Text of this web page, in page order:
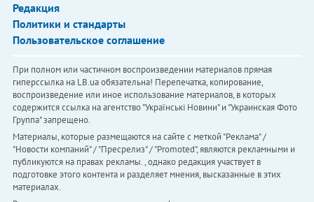
Редакция
Политики и стандарты
Пользовательское соглашение
При полном или частичном воспроизведении материалов прямая
гиперссылка на LB.ua обязательна! Перепечатка, копирование,
воспроизведение или иное использование материалов, в которых
содержится ссылка на агентство "Українськi Новини" и "Украинская Фото
Группа" запрещено.
Материалы, которые размещаются на сайте с меткой "Реклама" /
"Новости компаний" / "Пресрелиз" / "Promoted", являются рекламными и
публикуются на правах рекламы. , однако редакция участвует в
подготовке этого контента и разделяет мнения, высказанные в этих
материалах.